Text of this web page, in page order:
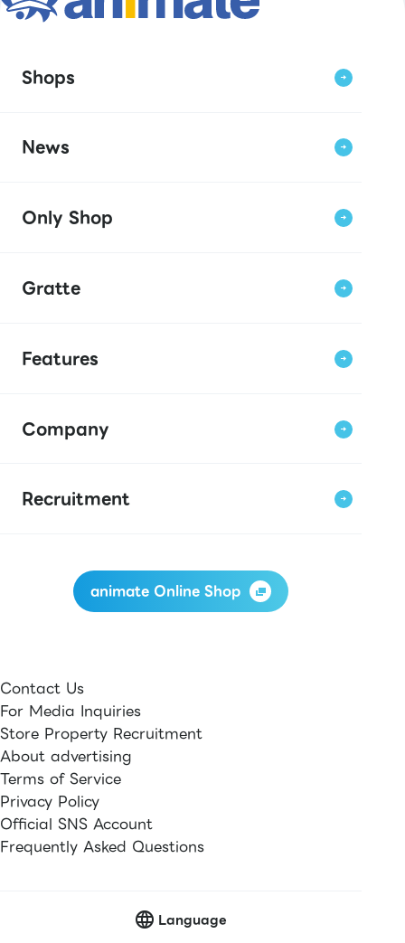
Shops
News
Only Shop
Gratte
Features
Company
Recruitment
animate Online Shop
Contact Us
For Media Inquiries
Store Property Recruitment
About advertising
Terms of Service
Privacy Policy
Official SNS Account
Frequently Asked Questions
Language